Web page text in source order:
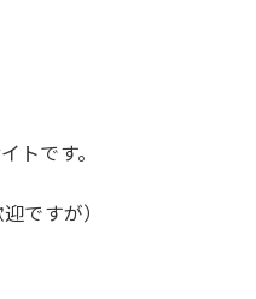
トです。
ですが）